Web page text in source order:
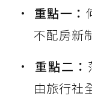
重點一：
不配房新
重點二：
由旅行社